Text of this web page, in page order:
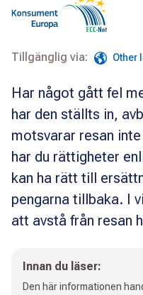
Tillgänglig via: Other
Har något gått fel
har den ställts in,
motsvarar resan
har du rättigheter
kan ha rätt till
pengarna tillbaka. I
att avstå från resan
Innan du läser:
Den här informationen